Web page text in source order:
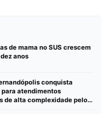
de mama no SUS crescem
anos
conquista
atendimentos
de alta complexidade pelo